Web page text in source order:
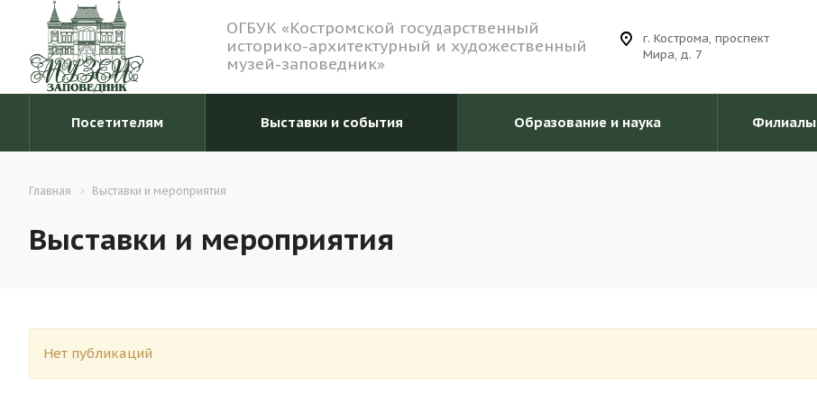
ОГБУК «Костромской государственный
историко-архитектурный и художественный
музей-заповедник»
г. Кострома, проспект
Мира, д. 7
Посетителям Выставки и события Образование и наука Филиалы
Главная Выставки и мероприятия
Выставки и мероприятия
Нет публикаций